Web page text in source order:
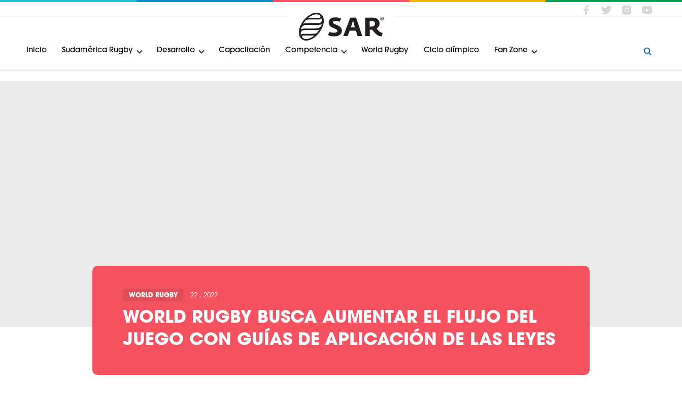
Inicio Sudamérica Rugby Desarrollo Capacitación Competencia World Rugby Ciclo olímpico Fan Zone
WORLD RUGBY 22 , 2022
WORLD RUGBY BUSCA AUMENTAR EL FLUJO DEL
JUEGO CON GUÍAS DE APLICACIÓN DE LAS LEYES